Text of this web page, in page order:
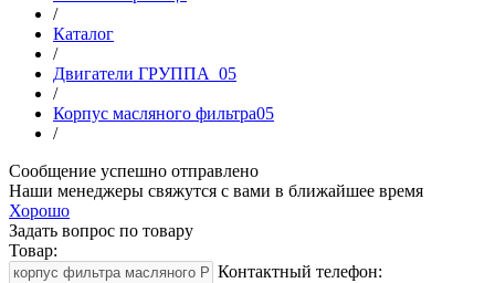
/
Каталог
/
Двигатели ГРУППА_05
/
Корпус масляного фильтра05
/
Сообщение успешно отправлено
Наши менеджеры свяжутся с вами в ближайшее время
Хорошо
Задать вопрос по товару
Товар:
Контактный телефон: